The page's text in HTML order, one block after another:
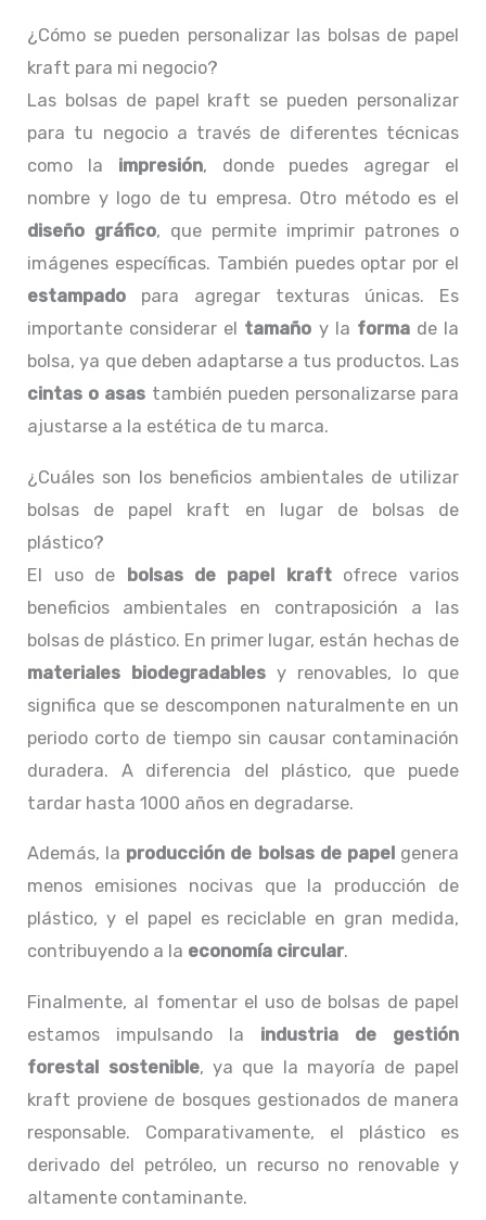
¿Cómo se pueden personalizar las bolsas de papel
kraft para mi negocio?
Las bolsas de papel kraft se pueden personalizar
para tu negocio a través de diferentes técnicas
como la impresión, donde puedes agregar el
nombre y logo de tu empresa. Otro método es el
diseño gráfico, que permite imprimir patrones o
imágenes específicas. También puedes optar por el
estampado para agregar texturas únicas. Es
importante considerar el tamaño y la formade la
bolsa, ya que deben adaptarse a tus productos. Las
cintas o asas también pueden personalizarse para
ajustarse a la estética de tu marca.
¿Cuáles son los beneficios ambientales de utilizar
bolsas de papel kraft en lugar de bolsas de
plástico?
El uso de bolsas de papel kraftofrece varios
beneficios ambientales en contraposición a las
bolsas de plástico. En primer lugar, están hechas de
materiales biodegradables y renovables, lo que
significa que se descomponen naturalmente en un
periodo corto de tiempo sin causar contaminación
duradera. A diferencia del plástico, que puede
tardar hasta 1000 años en degradarse.
Además, la producción de bolsas de papel genera
menos emisiones nocivas que la producción de
plástico, y el papel es reciclable en gran medida,
contribuyendo a la economía circular.
Finalmente, al fomentar el uso de bolsas de papel
estamos impulsando la industria de gestión
forestal sostenible, ya que la mayoría de papel
kraft proviene de bosques gestionados de manera
responsable. Comparativamente, el plástico es
derivado del petróleo, un recurso no renovable y
altamente contaminante.